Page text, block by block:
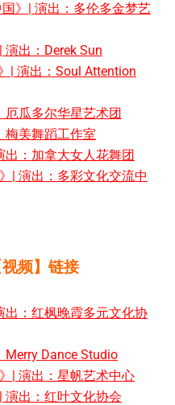
国》| 演出：多伦多金梦艺
出：Derek Sun
| 演出：Soul Attention
厄瓜多尔华星艺术团
梅美舞蹈工作室
出：加拿大女人花舞团
| 演出：多彩文化交流中
频】链接
出：红枫晚霞多元文化协
Merry Dance Studio
| 演出：星帆艺术中心
演出：红叶文化协会